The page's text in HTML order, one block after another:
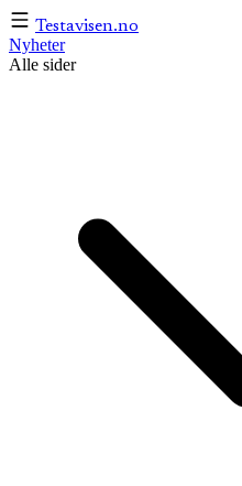
Testavisen.no
Nyheter
Alle sider